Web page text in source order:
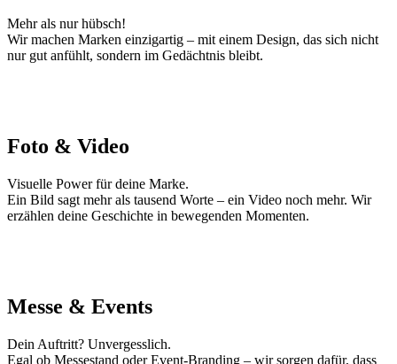
Mehr als nur hübsch!
Wir machen Marken einzigartig – mit einem Design, das sich nicht
nur gut anfühlt, sondern im Gedächtnis bleibt.
Foto & Video
Visuelle Power für deine Marke.
Ein Bild sagt mehr als tausend Worte – ein Video noch mehr. Wir
erzählen deine Geschichte in bewegenden Momenten.
Messe & Events
Dein Auftritt? Unvergesslich.
Egal ob Messestand oder Event-Branding – wir sorgen dafür, dass